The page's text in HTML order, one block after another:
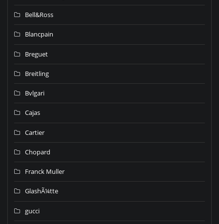
Bell&Ross
Blancpain
Breguet
Breitling
Bvlgari
Cajas
Cartier
Chopard
Franck Muller
GlashÃ¼tte
gucci